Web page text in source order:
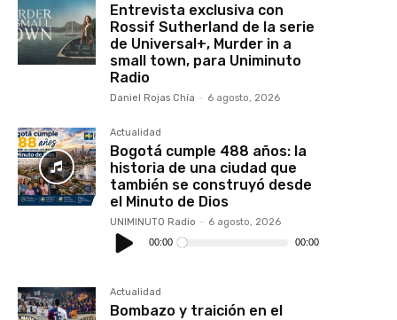
Entrevista exclusiva con
Rossif Sutherland de la serie
de Universal+, Murder in a
small town, para Uniminuto
Radio
Daniel Rojas Chía - 6 agosto, 2026
Actualidad
Bogotá cumple 488 años: la
historia de una ciudad que
también se construyó desde
el Minuto de Dios
UNIMINUTO Radio - 6 agosto, 2026
Reproductor
de
audio
00:00 00:00
Actualidad
Bombazo y traición en el